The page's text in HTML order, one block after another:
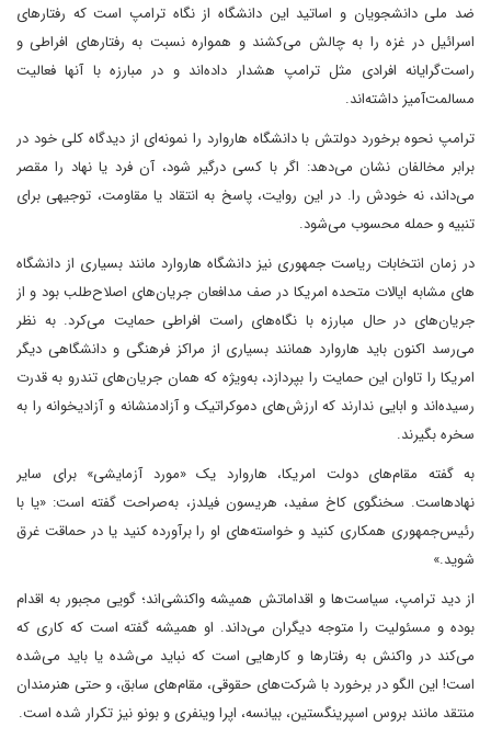
ضد ملی دانشجویان و اساتید این دانشگاه از نگاه ترامپ است که رفتارهای
اسرائیل در غزه را به چالش می‌کشند و همواره نسبت به رفتارهای افراطی و
راست‌گرایانه افرادی مثل ترامپ هشدار داده‌اند و در مبارزه با آنها فعالیت
مسالمت‌آمیز داشته‌اند.
ترامپ نحوه برخورد دولتش با دانشگاه هاروارد را نمونه‌ای از دیدگاه کلی خود در
برابر مخالفان نشان می‌دهد: اگر با کسی درگیر شود، آن فرد یا نهاد را مقصر
می‌داند، نه خودش را. در این روایت، پاسخ به انتقاد یا مقاومت، توجیهی برای
تنبیه و حمله محسوب می‌شود.
در زمان انتخابات ریاست جمهوری نیز دانشگاه هاروارد مانند بسیاری از دانشگاه
های مشابه ایالات متحده امریکا در صف مدافعان جریان‌های اصلاح‌طلب بود و از
جریان‌های در حال مبارزه با نگاه‌های راست افراطی حمایت می‌کرد. به نظر
می‌رسد اکنون باید هاروارد همانند بسیاری از مراکز فرهنگی و دانشگاهی دیگر
امریکا را تاوان این حمایت را بپردازد، به‌ویژه که همان جریان‌های تندرو به قدرت
رسیده‌اند و ابایی ندارند که ارزش‌های دموکراتیک و آزادمنشانه و آزادیخوانه را به
سخره بگیرند.
به گفته مقام‌های دولت امریکا، هاروارد یک «مورد آزمایشی» برای سایر
نهادهاست. سخنگوی کاخ سفید، هریسون فیلدز، به‌صراحت گفته است: «یا با
رئیس‌جمهوری همکاری کنید و خواسته‌های او را برآورده کنید یا در حماقت غرق
شوید.»
از دید ترامپ، سیاست‌ها و اقداماتش همیشه واکنشی‌اند؛ گویی مجبور به اقدام
بوده و مسئولیت را متوجه دیگران می‌داند. او همیشه گفته است که کاری که
می‌کند در واکنش به رفتارها و کارهایی است که نباید می‌شده یا باید می‌شده
است! این الگو در برخورد با شرکت‌های حقوقی، مقام‌های سابق، و حتی هنرمندان
منتقد مانند بروس اسپرینگستین، بیانسه، اپرا وینفری و بونو نیز تکرار شده است.